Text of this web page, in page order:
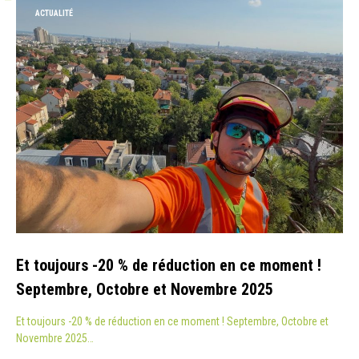
ACTUALITÉ
Et toujours -20 % de réduction en ce moment !
Septembre, Octobre et Novembre 2025
Et toujours -20 % de réduction en ce moment ! Septembre, Octobre et
Novembre 2025…